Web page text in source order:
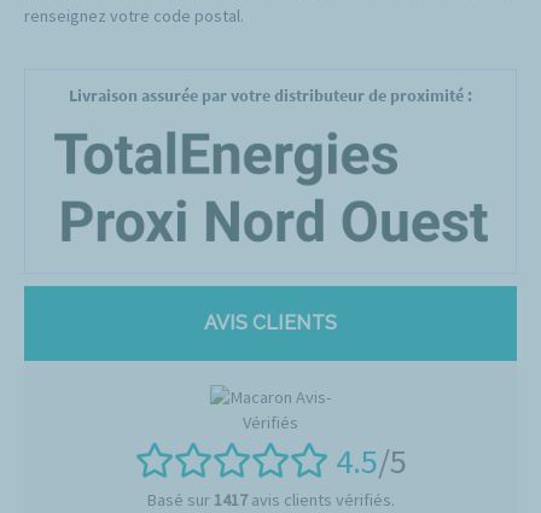
renseignez votre code postal.
Livraison assurée par votre distributeur de proximité :
AVIS CLIENTS
4.5/5
Basé sur 1417avis clients vérifiés.